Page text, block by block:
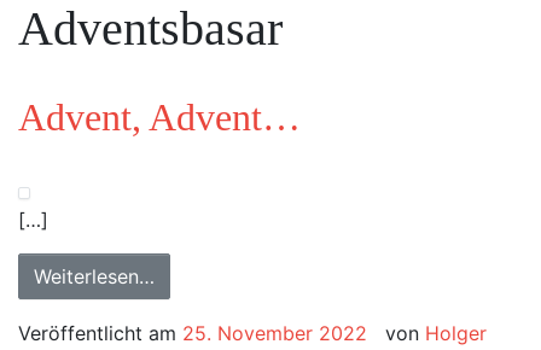
Adventsbasar
Advent, Advent…
[…]
Weiterlesen…
Veröffentlicht am 25. November 2022 von Holger